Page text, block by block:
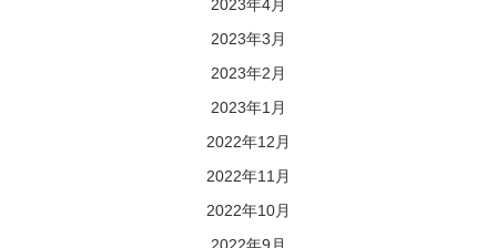
2023年4月
2023年3月
2023年2月
2023年1月
2022年12月
2022年11月
2022年10月
2022年9月